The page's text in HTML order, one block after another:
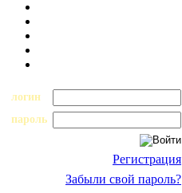
логин
пароль
Регистрация
Забыли свой пароль?